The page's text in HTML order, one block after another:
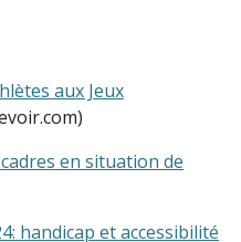
aux Jeux
en situation de
handicap et accessibilité